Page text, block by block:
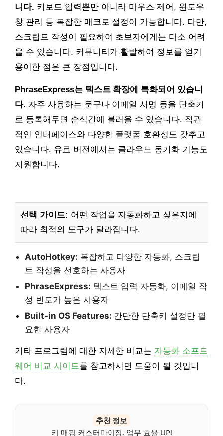
니다. 키보드 입력뿐만 아니라 마우스 제어, 윈도우
창 관리 등 복잡한 매크로 설정이 가능합니다. 다만,
스크립트 작성이 필요하여 초보자에게는 다소 어려
울 수 있습니다. 커뮤니티가 활발하여 정보를 얻기
용이한 점은 큰 장점입니다.
PhraseExpress는 텍스트 확장에 특화되어 있습니
다. 자주 사용하는 문구나 이메일 서명 등을 단축키
로 등록해두면 순식간에 불러올 수 있습니다. 직관
적인 인터페이스와 다양한 플랫폼 호환성도 갖추고
있습니다. 유료 버전에서는 클라우드 동기화 기능도
지원합니다.
선택 가이드: 어떤 작업을 자동화하고 싶은지에
따라 최적의 도구가 달라집니다.
AutoHotkey: 복잡하고 다양한 자동화, 스크립
트 작성을 선호하는 사용자
PhraseExpress: 텍스트 입력 자동화, 이메일 작
성 빈도가 높은 사용자
Built-in OS Features: 간단한 단축키 설정만 필
요한 사용자
기타 프로그램에 대한 자세한 비교는 자동화 소프트
웨어 비교 사이트를 참고하시면 도움이 될 것입니
다.
추천 정보
키 매핑 커스터마이징, 업무 효율 UP!